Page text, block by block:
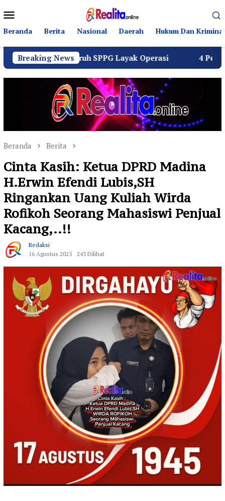
ke
kontenMobile
Beranda Berita Nasional Daerah Hukum Dan Kriminal
Breaking News
Seluruh SPPG Layak Operasi 4 Pemuda Bungur
Beranda Berita
Cinta Kasih: Ketua DPRD Madina
H.Erwin Efendi Lubis,SH
Ringankan Uang Kuliah Wirda
Rofikoh Seorang Mahasiswi Penjual
Kacang,..!!
Redaksi
16 Agustus 2025
243 Dilihat